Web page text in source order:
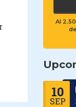
Al
10
SEP